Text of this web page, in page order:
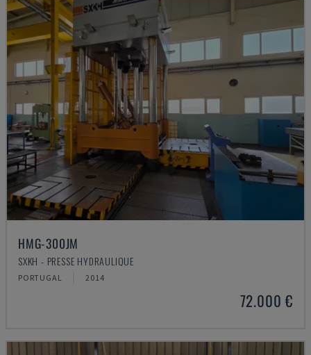
HMG-300JM
SXKH - PRESSE HYDRAULIQUE
PORTUGAL 2014
72.000 €